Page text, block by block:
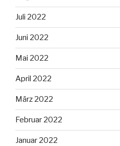
Juli 2022
Juni 2022
Mai 2022
April 2022
März 2022
Februar 2022
Januar 2022